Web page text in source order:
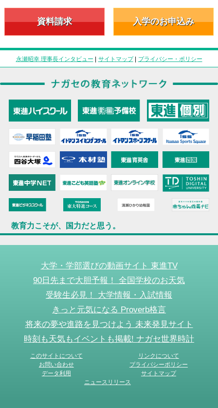
資料請求 入学のお申込み
永瀬昭幸 理事長インタビュー | サイトマップ| プライバシー・ポリシー
教育力こそが、国力だと思う。
大学・学部選びの動画サイト 東進TV
90日先まで大胆予報！ 全国学校のお天気
受験生必見！ 大学情報・入試情報
きっと元気になる Proverb格言
将来の夢や進路を見つけよう 未来発見サイト
時刻も天気もイベントも掲載! ナガセ世界時計
このサイトについて
リンクについて
お問い合わせ
プライバシーポリシー
データ利用
サイトマップ
ニュースリリース